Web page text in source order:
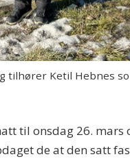
tilhører Ketil Hebnes
til onsdag 26.
de at den satt